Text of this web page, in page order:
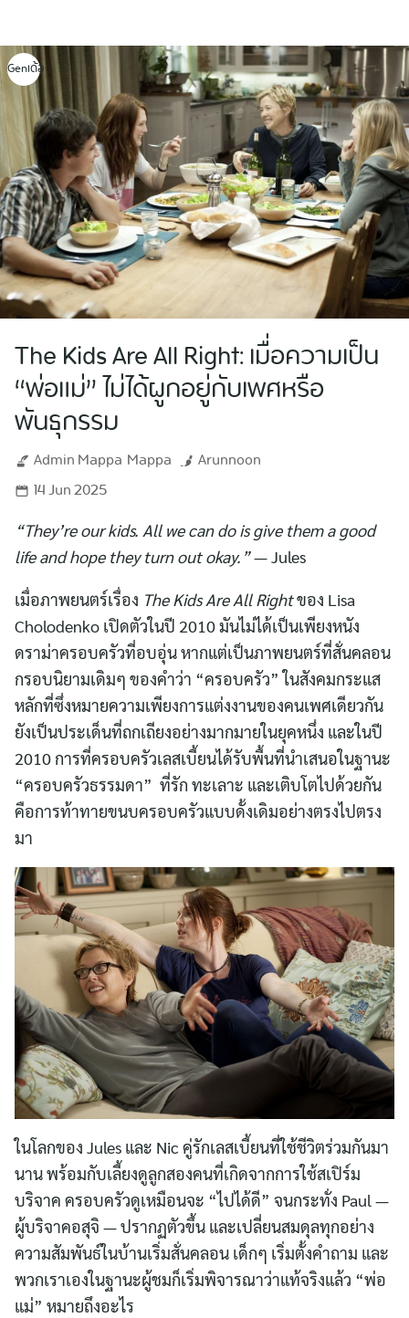
content
Genเด้อ
The Kids Are All Right: เมื่อความเป็น
“พ่อแม่” ไม่ได้ผูกอยู่กับเพศหรือ
พันธุกรรม
Admin Mappa Mappa
Arunnoon
14 Jun 2025
“They’re our kids. All we can do is give them a good
life and hope they turn out okay.”— Jules
เมื่อภาพยนตร์เรื่อง The Kids Are All Rightของ Lisa
Cholodenko เปิดตัวในปี 2010 มันไม่ได้เป็นเพียงหนัง
ดราม่าครอบครัวที่อบอุ่น หากแต่เป็นภาพยนตร์ที่สั่นคลอน
กรอบนิยามเดิมๆ ของคำว่า “ครอบครัว” ในสังคมกระแส
หลักที่ซึ่งหมายความเพียงการแต่งงานของคนเพศเดียวกัน
ยังเป็นประเด็นที่ถกเถียงอย่างมากมายในยุคหนึ่ง และในปี
2010 การที่ครอบครัวเลสเบี้ยนได้รับพื้นที่นำเสนอในฐานะ
“ครอบครัวธรรมดา” ที่รัก ทะเลาะ และเติบโตไปด้วยกัน
คือการท้าทายขนบครอบครัวแบบดั้งเดิมอย่างตรงไปตรง
มา
ในโลกของ Jules และ Nic คู่รักเลสเบี้ยนที่ใช้ชีวิตร่วมกันมา
นาน พร้อมกับเลี้ยงดูลูกสองคนที่เกิดจากการใช้สเปิร์ม
บริจาค ครอบครัวดูเหมือนจะ “ไปได้ดี” จนกระทั่ง Paul —
ผู้บริจาคอสุจิ — ปรากฏตัวขึ้น และเปลี่ยนสมดุลทุกอย่าง
ความสัมพันธ์ในบ้านเริ่มสั่นคลอน เด็กๆ เริ่มตั้งคำถาม และ
พวกเราเองในฐานะผู้ชมก็เริ่มพิจารณาว่าแท้จริงแล้ว “พ่อ
แม่” หมายถึงอะไร